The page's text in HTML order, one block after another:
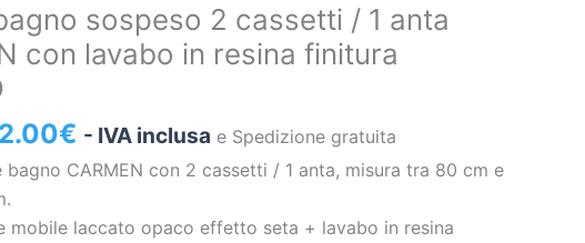
sospeso 2 cassetti / 1 anta
con lavabo in resina finitura
€ - IVA inclusa e Spedizione gratuita
bagno CARMEN con 2 cassetti / 1 anta, misura tra 80 cm e
mobile laccato opaco effetto seta + lavabo in resina